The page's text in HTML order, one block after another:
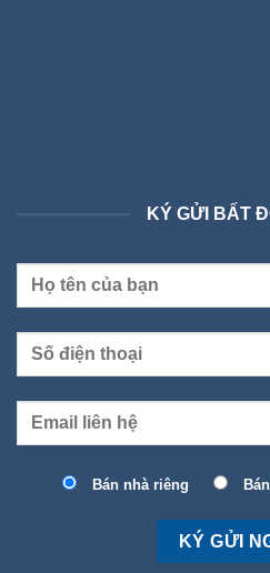
KÝ GỬI BẤT
Bán nhà riêng